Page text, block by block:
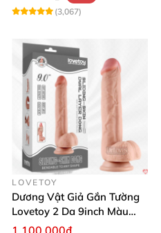
(3,067)
LOVETOY
Dương Vật Giả Gắn Tường
Lovetoy 2 Da 9inch Màu
Flesh Hàng Chính Hãng
1.100.000₫